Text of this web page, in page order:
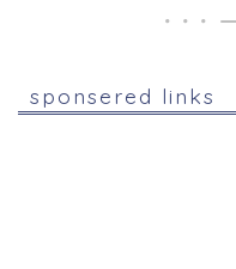
sponsered links